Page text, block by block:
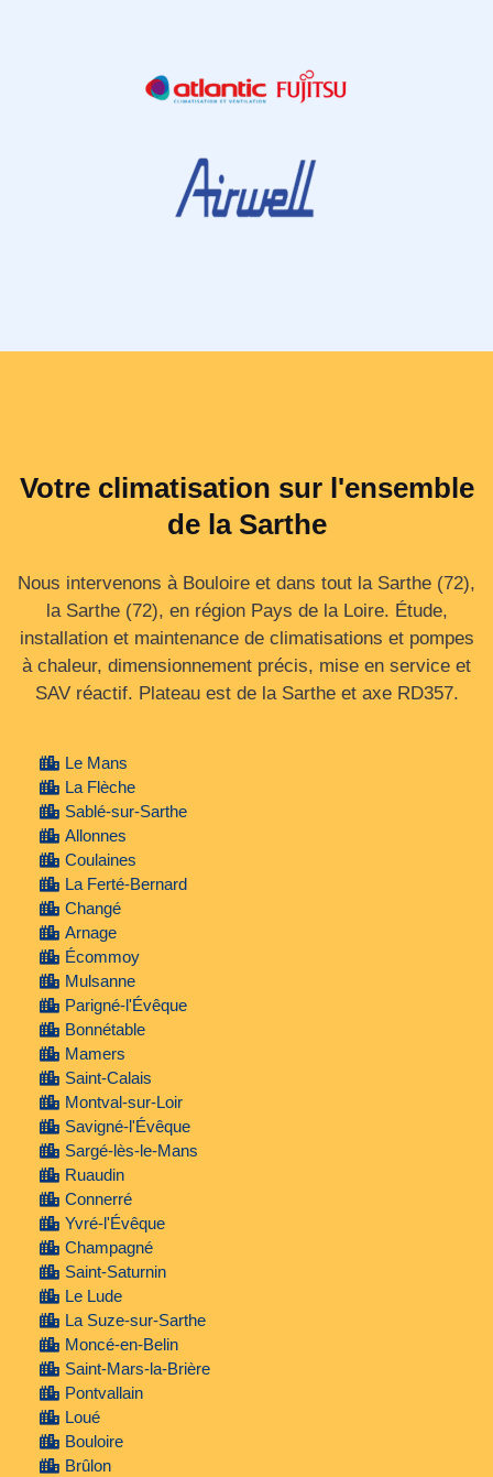
Votre climatisation sur l'ensemble
de la Sarthe
Nous intervenons à Bouloire et dans tout la Sarthe (72),
la Sarthe (72), en région Pays de la Loire. Étude,
installation et maintenance de climatisations et pompes
à chaleur, dimensionnement précis, mise en service et
SAV réactif. Plateau est de la Sarthe et axe RD357.
Le Mans
La Flèche
Sablé-sur-Sarthe
Allonnes
Coulaines
La Ferté-Bernard
Changé
Arnage
Écommoy
Mulsanne
Parigné-l'Évêque
Bonnétable
Mamers
Saint-Calais
Montval-sur-Loir
Savigné-l'Évêque
Sargé-lès-le-Mans
Ruaudin
Connerré
Yvré-l'Évêque
Champagné
Saint-Saturnin
Le Lude
La Suze-sur-Sarthe
Moncé-en-Belin
Saint-Mars-la-Brière
Pontvallain
Loué
Bouloire
Brûlon